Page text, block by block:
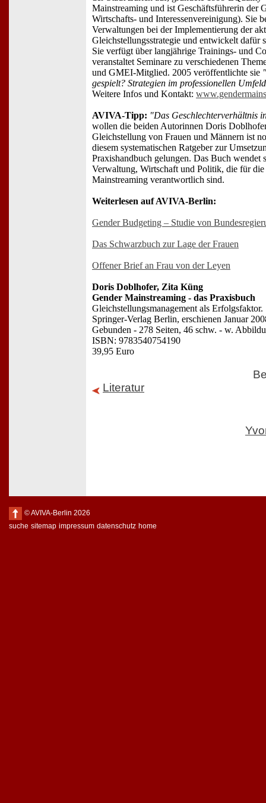
Mainstreaming und ist Geschäftsführerin der
Wirtschafts- und Interessenvereinigung). Sie
Verwaltungen bei der Implementierung der
Gleichstellungsstrategie und entwickelt dafür
Sie verfügt über langjährige Trainings- und
veranstaltet Seminare zu verschiedenen
und GMEI-Mitglied. 2005 veröffentlichte sie
gespielt? Strategien im professionellen
Weitere Infos und Kontakt:
AVIVA-Tipp: "Das Geschlechterverhältnis
wollen die beiden Autorinnen Doris
Gleichstellung von Frauen und Männern ist
diesem systematischen Ratgeber zur
Praxishandbuch gelungen. Das Buch wendet
Verwaltung, Wirtschaft und Politik, die für
Mainstreaming verantwortlich sind.
Weiterlesen auf AVIVA-Berlin:
Gender Budgeting – Studie von
Das Schwarzbuch zur Lage der Frauen
Offener Brief an Frau von der Leyen
Doris Doblhofer, Zita Küng
Gender Mainstreaming - das Praxisbuch
Gleichstellungsmanagement als Erfolgsfaktor.
Springer-Verlag Berlin, erschienen Januar
Gebunden - 278 Seiten, 46 schw. - w.
ISBN: 9783540754190
39,95 Euro
Literatur
© AVIVA-Berlin 2026
suche sitemap impressum datenschutz home